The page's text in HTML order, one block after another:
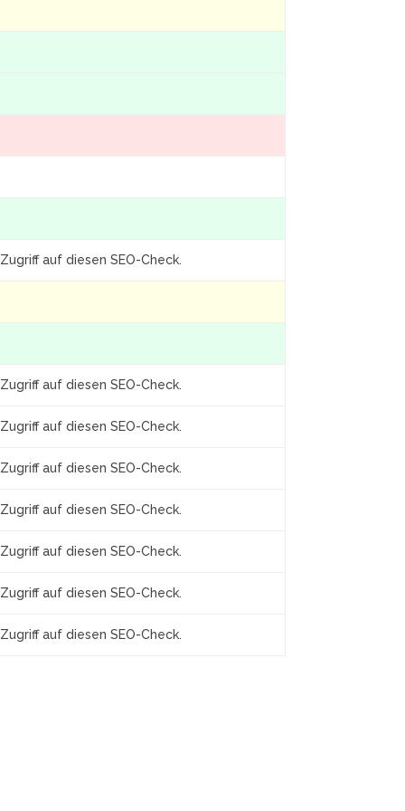
auf diesen SEO-Check.
auf diesen SEO-Check.
auf diesen SEO-Check.
auf diesen SEO-Check.
auf diesen SEO-Check.
auf diesen SEO-Check.
auf diesen SEO-Check.
auf diesen SEO-Check.